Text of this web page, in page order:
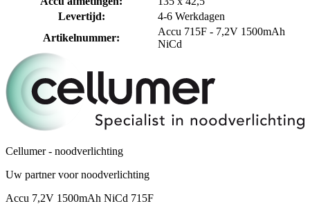
Levertijd:
4-6 Werkdagen
Artikelnummer:
Accu 715F - 7,2V 1500mAh
NiCd
Cellumer - noodverlichting
Uw partner voor noodverlichting
Accu 7,2V 1500mAh NiCd 715F